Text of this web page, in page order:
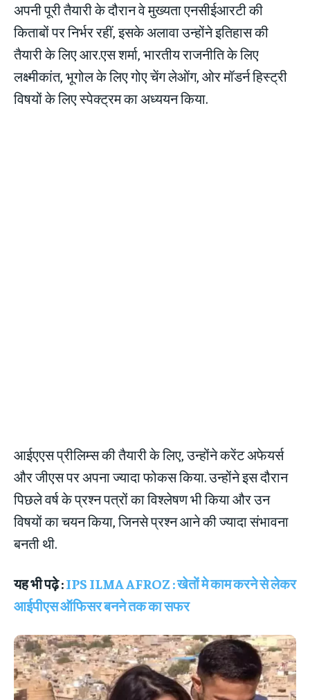
अपनी पूरी तैयारी के दौरान वे मुख्यता एनसीईआरटी की
किताबों पर निर्भर रहीं, इसके अलावा उन्होंने इतिहास की
तैयारी के लिए आर.एस शर्मा, भारतीय राजनीति के लिए
लक्ष्मीकांत, भूगोल के लिए गोए चेंग लेओंग, ओर मॉडर्न हिस्ट्री
विषयों के लिए स्पेक्ट्रम का अध्ययन किया.
आईएएस प्रीलिम्स की तैयारी के लिए, उन्होंने करेंट अफेयर्स
और जीएस पर अपना ज्यादा फोकस किया. उन्होंने इस दौरान
पिछले वर्ष के प्रश्न पत्रों का विश्लेषण भी किया और उन
विषयों का चयन किया, जिनसे प्रश्न आने की ज्यादा संभावना
बनती थी.
यह भी पढ़े :IPS ILMA AFROZ : खेतों मे काम करने से लेकर
आईपीएस ऑफिसर बनने तक का सफर